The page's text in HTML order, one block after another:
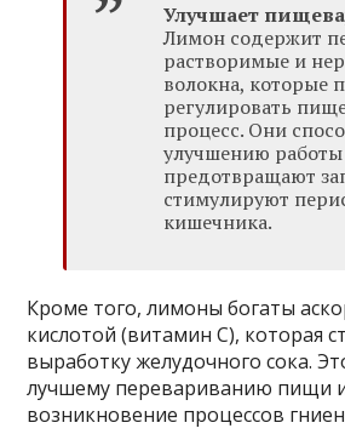
Улучшает
Лимон содержит
растворимые и
волокна, которые
регулировать
процесс. Они
улучшению
предотвращают
стимулируют
кишечника.
Кроме того, лимоны богаты
кислотой (витамин С), которая
выработку желудочного сока.
лучшему перевариванию пищи
возникновение процессов